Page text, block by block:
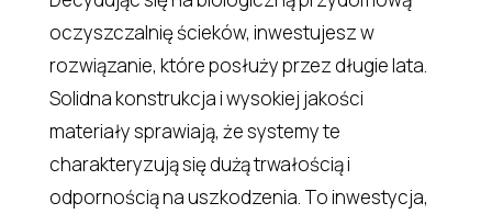
oczyszczalnię ścieków, inwestujesz w
rozwiązanie, które posłuży przez długie lata.
Solidna konstrukcja i wysokiej jakości
materiały sprawiają, że systemy te
charakteryzują się dużą trwałością i
odpornością na uszkodzenia. To inwestycja,